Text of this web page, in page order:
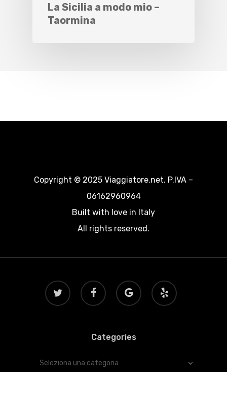
La Sicilia a modo mio –
Taormina
Copyright © 2025 Viaggiatore.net. P.IVA –
06162960964
Built with love in Italy
All rights reserved.
twitter facebook
google-
plus
yelp
Categories
Categories